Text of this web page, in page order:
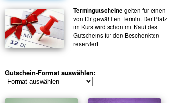
Termingutscheine gelten für einen
von Dir gewählten Termin. Der Platz
im Kurs wird schon mit Kauf des
Gutscheins für den Beschenkten
reserviert
Gutschein-Format auswählen: